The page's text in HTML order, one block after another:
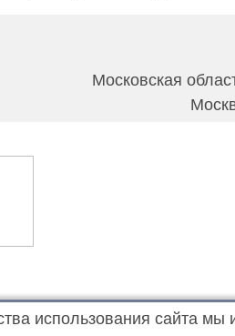
Московская
использования сайта мы